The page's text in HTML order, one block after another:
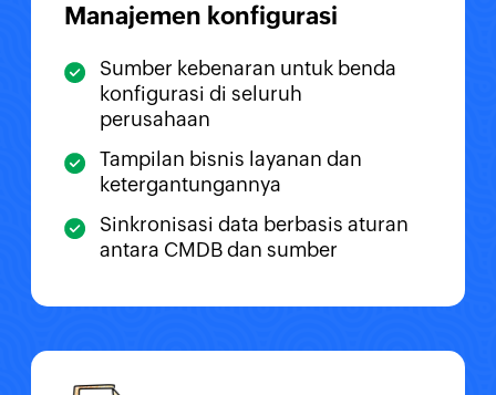
Manajemen konfigurasi
Sumber kebenaran untuk benda
konfigurasi di seluruh
perusahaan
Tampilan bisnis layanan dan
ketergantungannya
Sinkronisasi data berbasis aturan
antara CMDB dan sumber